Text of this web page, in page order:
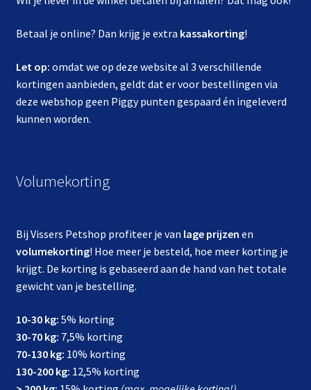
Betaal je online? Dan krijg je extra kassakorting!
Let op: omdat we op deze website al 3 verschillende
kortingen aanbieden, geldt dat er voor bestellingen via
deze webshop geen Piggy punten gespaard én ingeleverd
kunnen worden.
Volumekorting
Bij Vissers Petshop profiteer je van lage prijzen en
volumekorting! Hoe meer je besteld, hoe meer korting je
krijgt. De korting is gebaseerd aan de hand van het totale
gewicht van je bestelling.
10-30 kg: 5% korting
30-70 kg: 7,5% korting
70-130 kg: 10% korting
130-200 kg: 12,5% korting